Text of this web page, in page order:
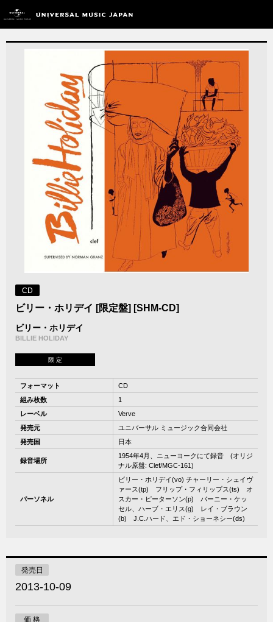
CD
ビリー・ホリデイ [限定盤] [SHM-CD]
ビリー・ホリデイ
BILLIE HOLIDAY
限 定
フォーマット
CD
組み枚数
1
レーベル
Verve
発売元
ユニバーサル ミュージック合同会社
発売国
日本
録音場所
1954年4月、ニューヨークにて録音 (オリジ
ナル原盤: Clef/MGC-161)
パーソネル
ビリー・ホリデイ(vo) チャーリー・シェイヴ
ァース(tp) フリップ・フィリップス(ts) オ
スカー・ピーターソン(p) バーニー・ケッ
セル、ハーブ・エリス(g) レイ・ブラウン
(b) J.C.ハード、エド・ショーネシー(ds)
発売日
2013-10-09
価 格